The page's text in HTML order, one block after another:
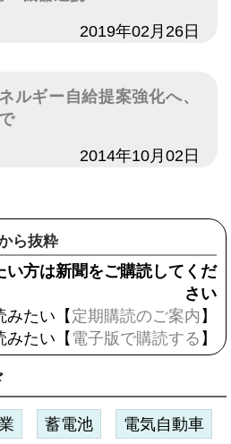
2019年02月26日
ルギー自給提案強化へ、
2014年10月02日
ら抜粋
い方は新聞をご購読してくだ
さい
みたい【 定期購読のご案内 】
みたい【 電子版で購読する 】
蓄電池 電気自動車